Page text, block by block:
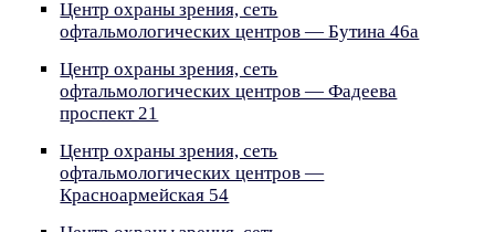
Центр охраны зрения, сеть
офтальмологических центров — Бутина 46а
Центр охраны зрения, сеть
офтальмологических центров — Фадеева
проспект 21
Центр охраны зрения, сеть
офтальмологических центров —
Красноармейская 54